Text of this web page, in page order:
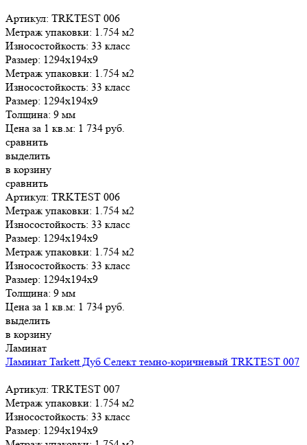
Артикул: TRKTEST 006
Метраж упаковки: 1.754 м2
Износостойкость: 33 класс
Размер: 1294x194x9
Метраж упаковки: 1.754 м2
Износостойкость: 33 класс
Размер: 1294x194x9
Толщина: 9 мм
Цена за 1 кв.м: 1 734 руб.
сравнить
выделить
в корзину
сравнить
Артикул: TRKTEST 006
Метраж упаковки: 1.754 м2
Износостойкость: 33 класс
Размер: 1294x194x9
Метраж упаковки: 1.754 м2
Износостойкость: 33 класс
Размер: 1294x194x9
Толщина: 9 мм
Цена за 1 кв.м: 1 734 руб.
выделить
в корзину
Ламинат
Ламинат Tarkett Дуб Селект темно-коричневый TRKTEST 007
Артикул: TRKTEST 007
Метраж упаковки: 1.754 м2
Износостойкость: 33 класс
Размер: 1294x194x9